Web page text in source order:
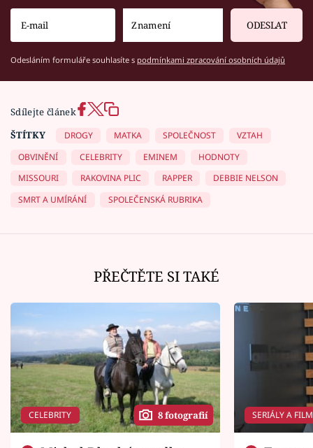
ODESLAT
Odesláním formuláře souhlasíte s podmínkami zpracování osobních údajů
Sdílejte článek
ŠTÍTKY
DROGY MATKA SPOLEČNOST
VZTAH
OBVINĚNÍ
CELEBRITY EMINEM
HODNOTY
MISSOURI
RAKOVINA PLIC RAPPER
DEBBIE NELSON
SMRT A UMÍRÁNÍ
SPOLEČENSKÁ RUBRIKA
PŘEČTĚTE SI TAKÉ
CELEBRITY 8 fotografií SERIÁLY A